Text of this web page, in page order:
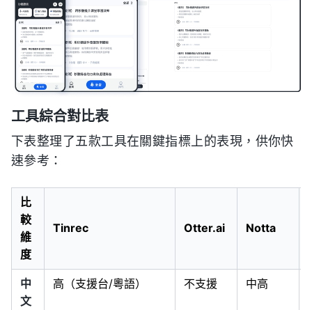
工具綜合對比表
下表整理了五款工具在關鍵指標上的表現，供你快
速參考：
比
較
維
度
Tinrec Otter.ai Notta
中
文
高（支援台/粵語） 不支援 中高